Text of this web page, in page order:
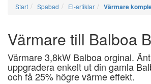
Start Spabad El-artiklar Värmare
Värmare till Balboa
Värmare 3,8kW Balboa orginal.
uppgradera enkelt ut din gamla
och få 25% högre värme effekt.